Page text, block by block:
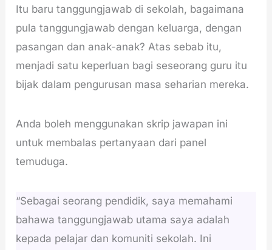
Itu baru tanggungjawab di sekolah, bagaimana
pula tanggungjawab dengan keluarga, dengan
pasangan dan anak-anak? Atas sebab itu,
menjadi satu keperluan bagi seseorang guru itu
bijak dalam pengurusan masa seharian mereka.
Anda boleh menggunakan skrip jawapan ini
untuk membalas pertanyaan dari panel
temuduga.
“Sebagai seorang pendidik, saya memahami
bahawa tanggungjawab utama saya adalah
kepada pelajar dan komuniti sekolah. Ini